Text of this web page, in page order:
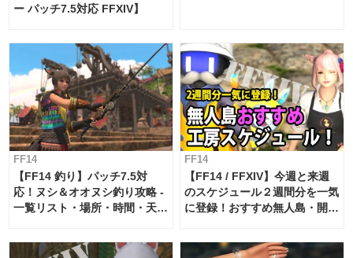
ー パッチ7.5対応 FFXIV】
FF14
【FF14 釣り】パッチ7.5対
応！ヌシ＆オオヌシ釣り攻略 -
一覧リスト・場所・時間・天
FF14
【FF14 / FFXIV】今週と来週
のスケジュール２週間分を一気
に登録！おすすめ無人島・開拓